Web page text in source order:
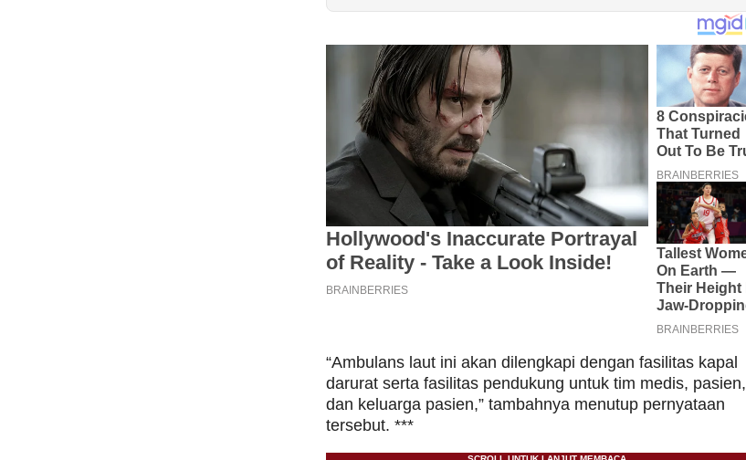
“Ambulans laut ini akan dilengkapi dengan fasilitas kapal
darurat serta fasilitas pendukung untuk tim medis, pasien,
dan keluarga pasien,” tambahnya menutup pernyataan
tersebut. ***